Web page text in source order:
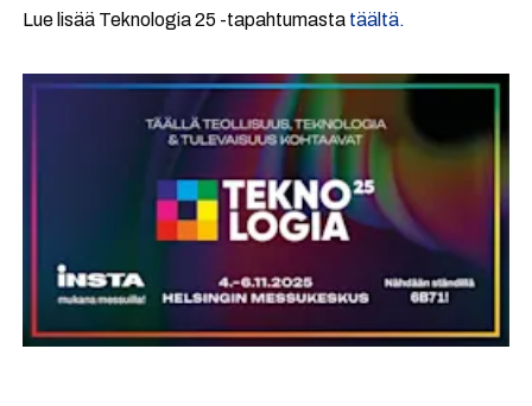
Lue lisää Teknologia 25 -tapahtumasta täältä.